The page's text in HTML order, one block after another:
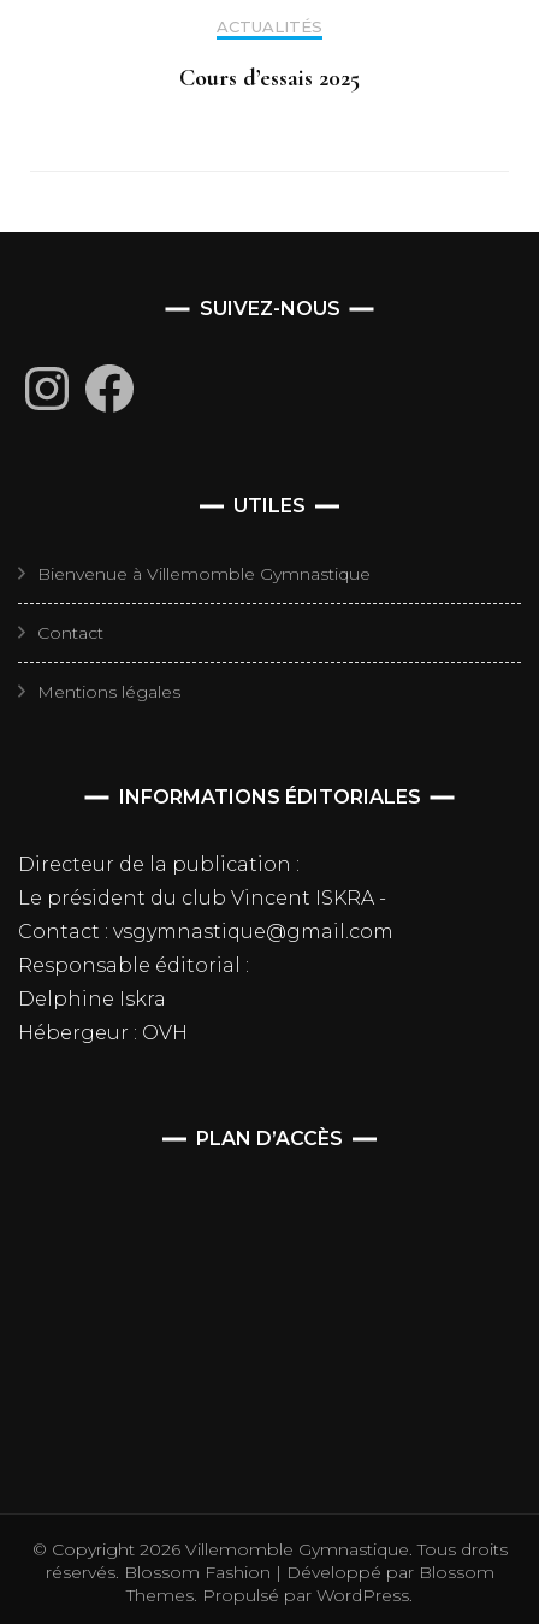
ACTUALITÉS
Cours d’essais 2025
SUIVEZ-NOUS
InstagramFacebook
UTILES
Bienvenue à Villemomble Gymnastique
Contact
Mentions légales
INFORMATIONS ÉDITORIALES
Directeur de la publication :
Le président du club Vincent ISKRA -
Contact : vsgymnastique@gmail.com
Responsable éditorial :
Delphine Iskra
Hébergeur : OVH
PLAN D’ACCÈS
© Copyright 2026 Villemomble Gymnastique . Tous droits
réservés. Blossom Fashion | Développé parBlossom
Themes . Propulsé par WordPress